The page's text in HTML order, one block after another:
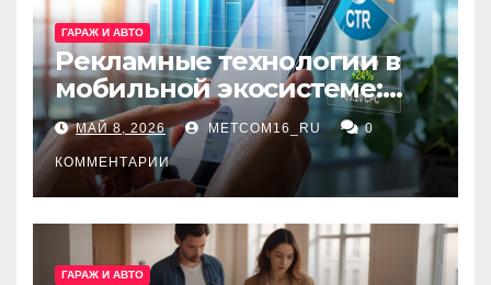
ГАРАЖ И АВТО
Рекламные технологии в
мобильной экосистеме:
ключевые сервисы и
принципы работы
МАЙ 8, 2026 METCOM16_RU 0
КОММЕНТАРИИ
ГАРАЖ И АВТО